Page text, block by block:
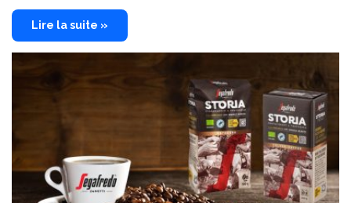
Lire la suite »